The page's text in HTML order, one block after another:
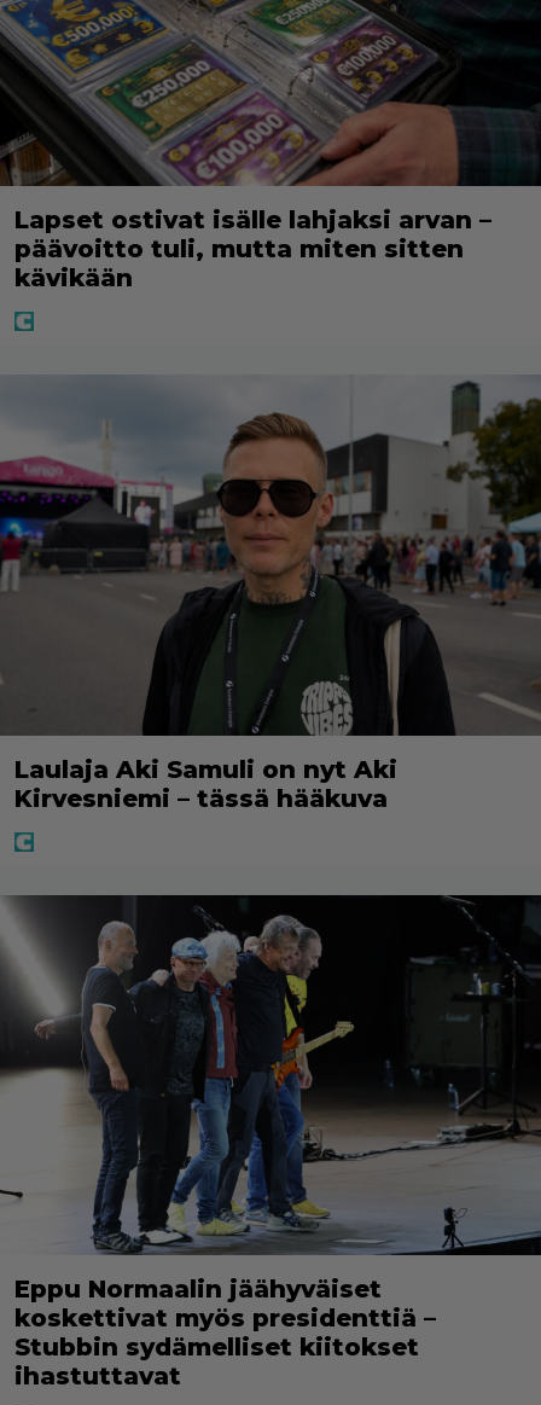
Lapset ostivat isälle lahjaksi arvan –
päävoitto tuli, mutta miten sitten
kävikään
Laulaja Aki Samuli on nyt Aki
Kirvesniemi – tässä hääkuva
Eppu Normaalin jäähyväiset
koskettivat myös presidenttiä –
Stubbin sydämelliset kiitokset
ihastuttavat